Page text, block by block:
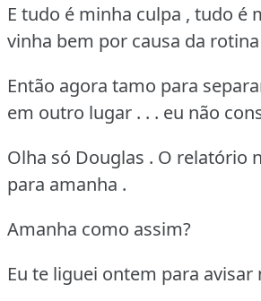
E tudo é minha culpa , tudo é
vinha bem por causa da
Então agora tamo para
em outro lugar . . . eu não
Olha só Douglas . O relatório
para amanha .
Amanha como assim?
Eu te liguei ontem para